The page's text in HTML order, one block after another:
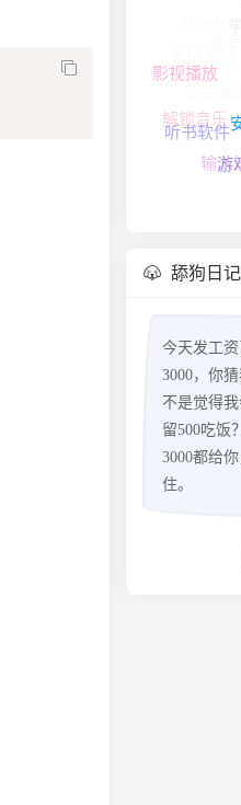
影音播放
影音
游
听书软件
影视播放
输
解锁音乐
实用工
舔狗日记
今天发工
3000，你
不是觉得
留500吃饭
3000都给
住。